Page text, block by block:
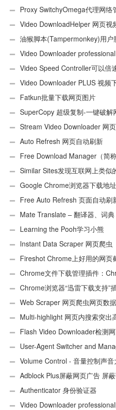
效:“CEX_HEADER_INVALID”的解
Proxy SwitchyOmega代理网络
Video DownloadHelper 网页视
油猴脚本(Tampermonkey)用
用Android）
Video Downloader
Video Speed Controller可以倍
Video Downloader PLUS 视频
Fatkun批量下载网页图片
SuperCopy 超级复制-一键破
Stream Video Downloader 网
Auto Refresh 网页自动刷新
Free Download Manager（简
插件Similar Sites发现互联网上类似
Google Chrome浏览器下载地址
Free Auto Refresh 页面自动刷
Mate Translate – 翻译器、词典
Learning the Pooh学习小熊
Instant Data Scraper 网页爬虫
Fireshot Chrome上好用的网页
页）Chrome文件下载管理插件：
Chrome浏览器“迅雷下载支持”
Web Scraper 网页爬虫网页数
件 Multi-highlight 网页内搜索突出
Flash Video Downloader检测
User-Agent Switcher and
UA)Volume Control - 音量控制声
Adblock Plus屏蔽网页广告 屏
Authenticator 身份验证器
Video Downloader